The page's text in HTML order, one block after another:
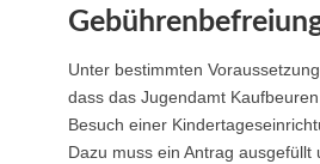
Unter bestimmten
dass das Jugendamt
Besuch einer
Dazu muss ein Antrag ausgefüllt